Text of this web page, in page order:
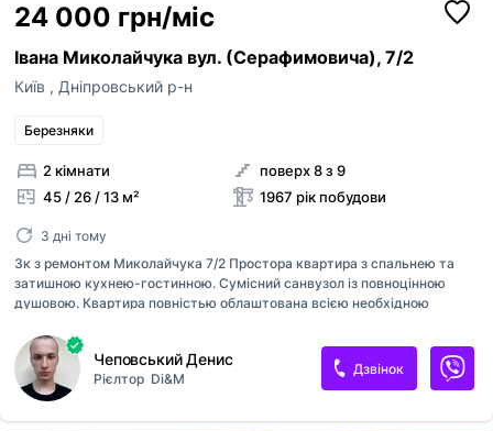
24 000 грн/міс
Івана Миколайчука вул. (Серафимовича), 7/2
Київ , Дніпровський р-н
Березняки
2 кімнати
45 / 26 / 13 м²
поверх 8 з 9
1967 рік побудови
3 дні тому
3к з ремонтом Миколайчука 7/2 Простора квартира з спальнею та
затишною кухнею-гостинною. Сумісний санвузол із повноцінною
душовою. Квартира повністью облаштована всією необхідною
пральна машина. Встановлено кондиціонери. Повтістю мебльована
(все що Ви бачите на фото, залишається у користування
аренаторам). Тихий спальний район на лівому березі, навколо є
декілька шкіл та інших навчальних закладів, також поряд багато
різноманітної інфраструктури такої як: магазини, кав'ярні, ТЦР то що
Чеповський Денис
Рієлтор Di&M
Дзвінок